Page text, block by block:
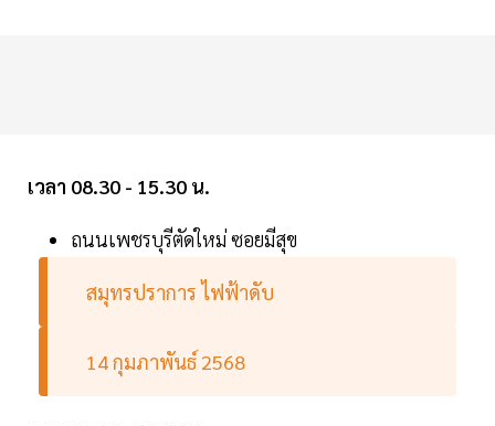
เวลา 08.30 - 15.30 น.
ถนนเพชรบุรีตัดใหม่ ซอยมีสุข
สมุทรปราการ ไฟฟ้าดับ
14 กุมภาพันธ์ 2568